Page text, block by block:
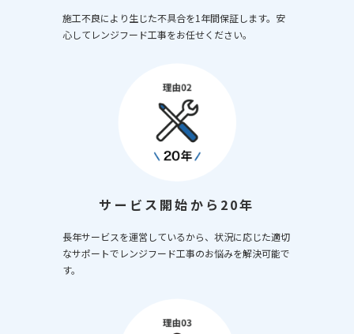
施工不良により生じた不具合を1年間保証します。安
心してレンジフード工事をお任せください。
サービス開始から20年
長年サービスを運営しているから、状況に応じた適切
なサポートでレンジフード工事のお悩みを解決可能で
す。